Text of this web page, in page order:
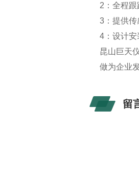
2：全程
3：提供
4：设计
昆山巨天
做为企业
留